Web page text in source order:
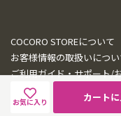
カート
お気に入り
COCORO STOREについて
お客様情報の取扱いにつ
ご利用ガイド・サポート/